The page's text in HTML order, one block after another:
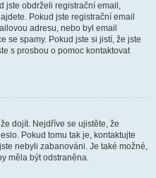
jste obdrželi registrační email,
Pokud jste registrační email
adresu, nebo byl email
se spamy. Pokud jste si jistí, že jste
s prosbou o pomoc kontaktovat
dojít. Nejdříve se ujistěte, že
Pokud tomu tak je, kontaktujte
nebyli zabanováni. Je také možné,
měla být odstraněna.